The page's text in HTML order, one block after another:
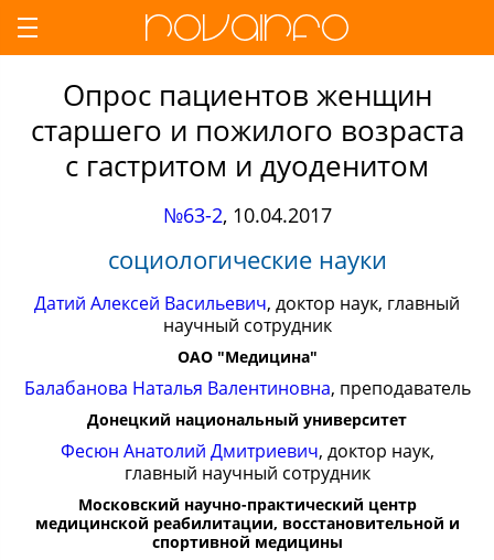
Опрос пациентов женщин
старшего и пожилого возраста
с гастритом и дуоденитом
№63-2, 10.04.2017
социологические науки
Датий Алексей Васильевич, доктор наук, главный
научный сотрудник
ОАО "Медицина"
Балабанова Наталья Валентиновна, преподаватель
Донецкий национальный университет
Фесюн Анатолий Дмитриевич, доктор наук,
главный научный сотрудник
Московский научно-практический центр
медицинской реабилитации, восстановительной и
спортивной медицины